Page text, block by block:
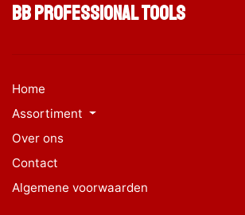
BB Professional Tools
Home
Assortiment
Over ons
Contact
Algemene voorwaarden